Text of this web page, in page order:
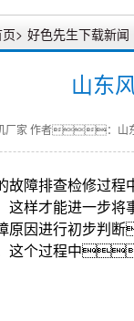
> 好色先生下载新闻
山东
家 作者：山东
故障排查检修过
样才能进一步将
原因进行初步判
这个过程中